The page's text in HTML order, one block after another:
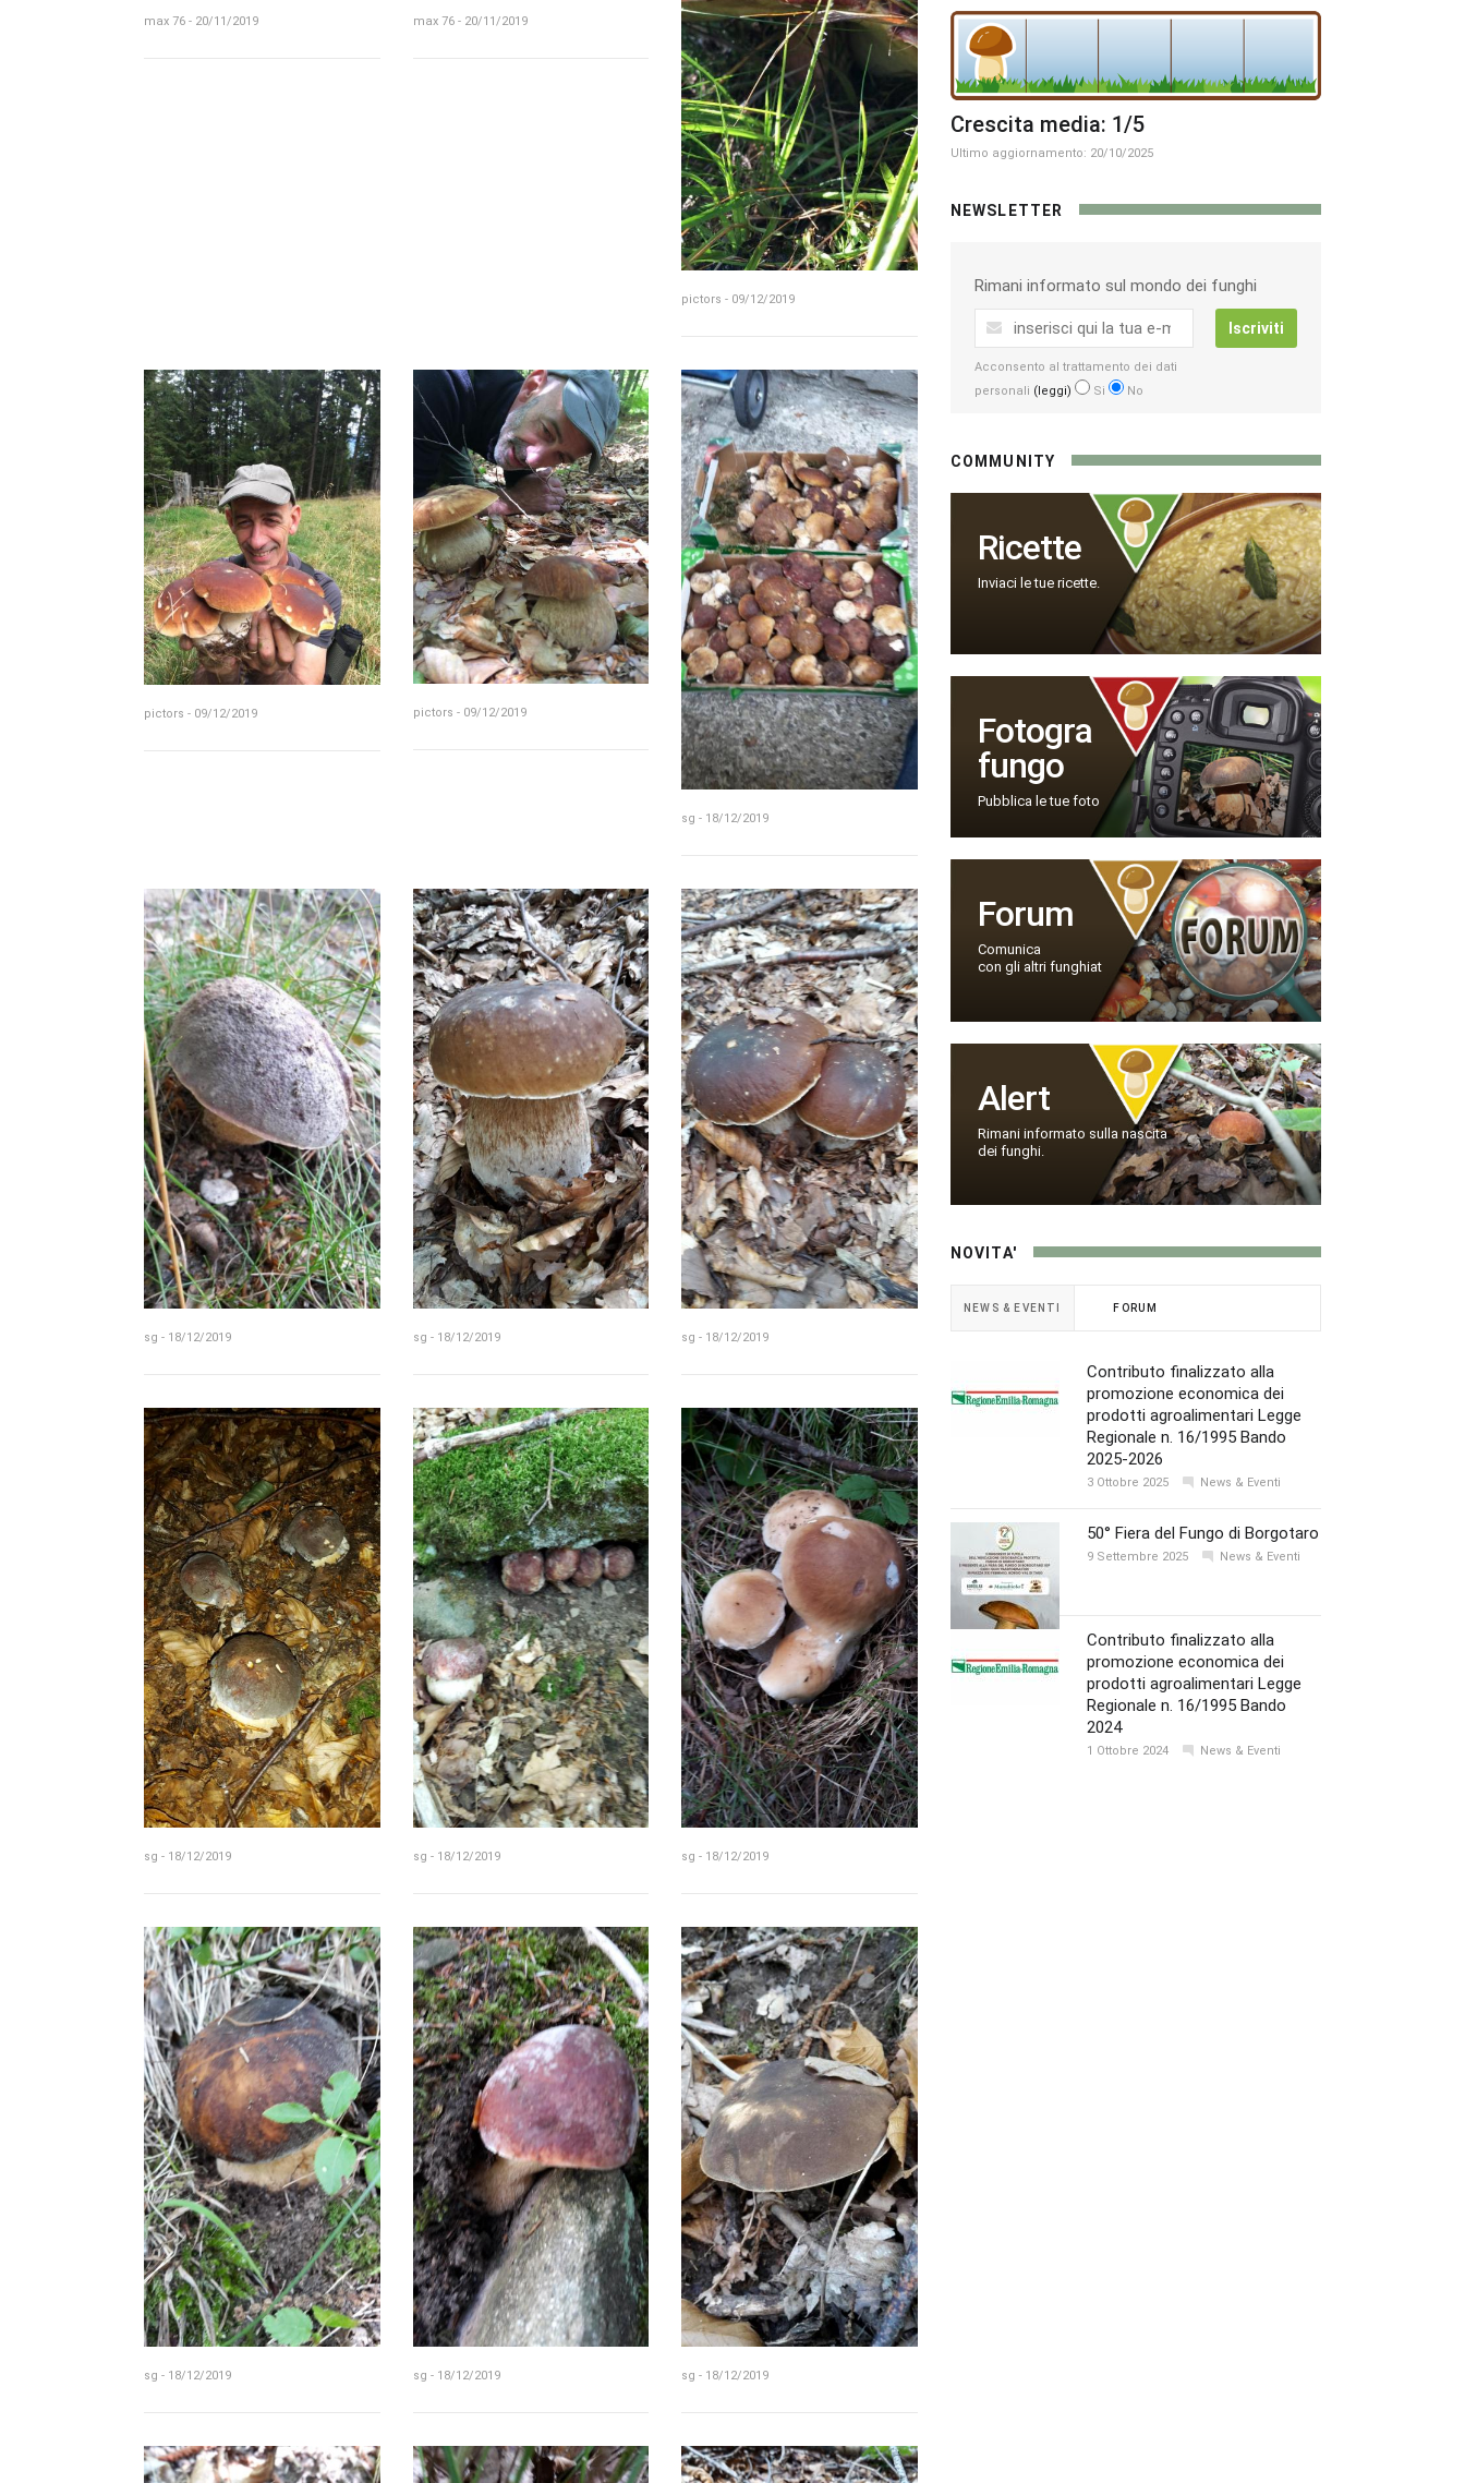
max 76 - 20/11/2019 max 76 - 20/11/2019
pictors - 09/12/2019
pictors - 09/12/2019 pictors - 09/12/2019
sg - 18/12/2019
sg - 18/12/2019 sg - 18/12/2019 sg - 18/12/2019
sg - 18/12/2019 sg - 18/12/2019 sg - 18/12/2019
sg - 18/12/2019 sg - 18/12/2019 sg - 18/12/2019
Crescita media: 1/5
Ultimo aggiornamento: 20/10/2025
NEWSLETTER
Rimani informato sul mondo dei funghi
Iscriviti
Acconsento al trattamento dei dati
personali (leggi) Si No
COMMUNITY
Ricette
Inviaci le tue ricette.
Fotogra
fungo
Pubblica le tue foto
Forum
Comunica
con gli altri funghiat
Alert
Rimani informato sulla nascita
dei funghi.
NOVITA'
NEWS & EVENTI FORUM
Contributo finalizzato alla
promozione economica dei
prodotti agroalimentari Legge
Regionale n. 16/1995 Bando
2025-2026
3 Ottobre 2025 News & Eventi
50° Fiera del Fungo di Borgotaro
9 Settembre 2025 News & Eventi
Contributo finalizzato alla
promozione economica dei
prodotti agroalimentari Legge
Regionale n. 16/1995 Bando
2024
1 Ottobre 2024 News & Eventi